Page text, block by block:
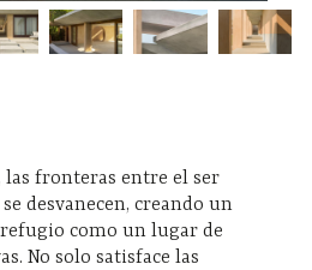
las fronteras entre el ser
desvanecen, creando un
como un lugar de
No solo satisface las